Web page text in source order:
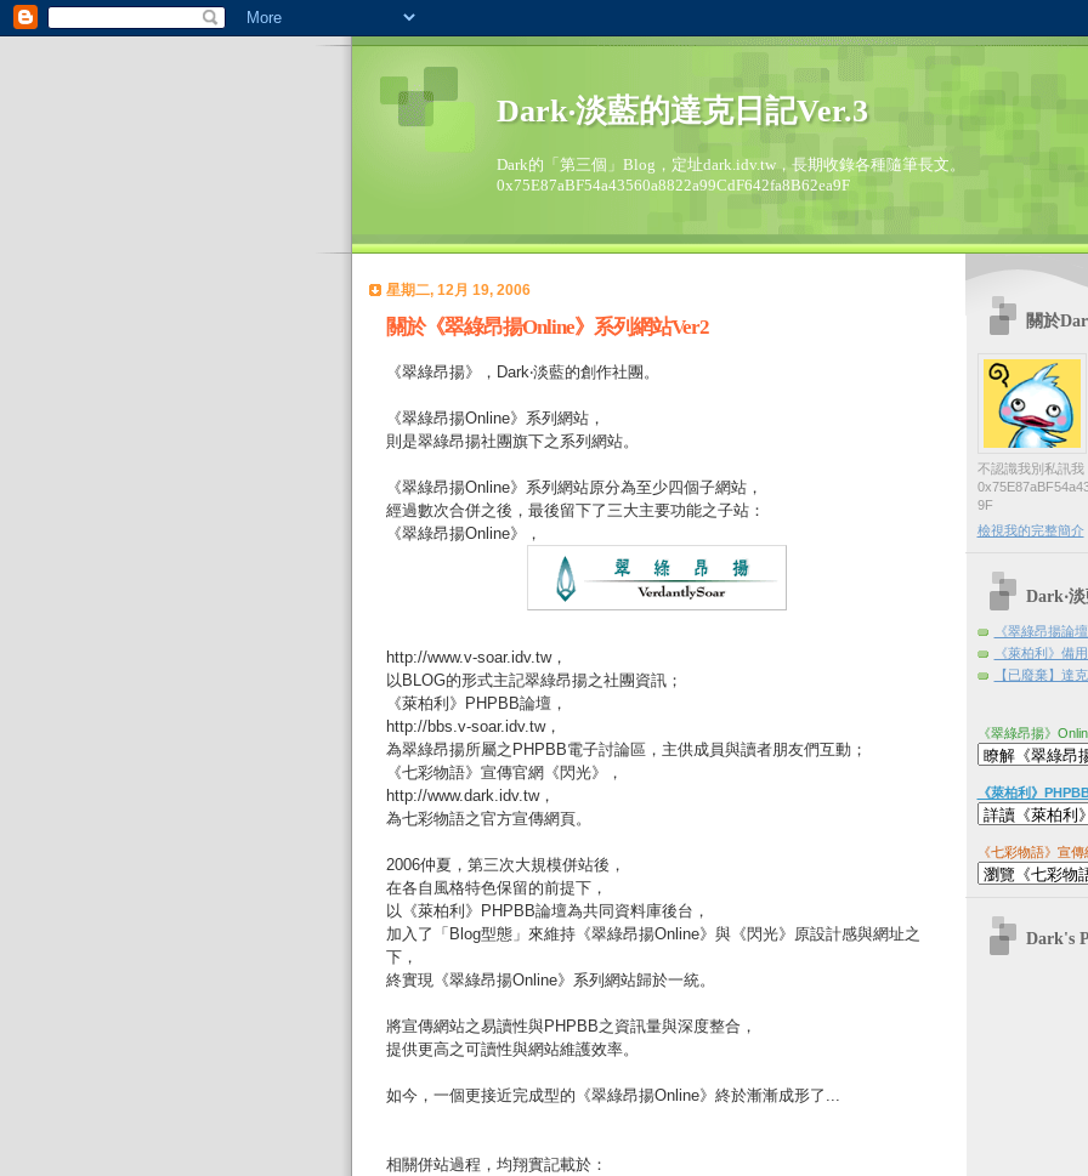
Dark‧淡藍的達克日記Ver.3
Dark的「第三個」Blog，定址dark.idv.tw，長期收錄各種隨筆長文。
0x75E87aBF54a43560a8822a99CdF642fa8B62ea9F
星期二, 12月 19, 2006
關於《翠綠昂揚Online》系列網站Ver2
《翠綠昂揚》，Dark‧淡藍的創作社團。
《翠綠昂揚Online》系列網站，
則是翠綠昂揚社團旗下之系列網站。
《翠綠昂揚Online》系列網站原分為至少四個子網站，
經過數次合併之後，最後留下了三大主要功能之子站：
《翠綠昂揚Online》，
http://www.v-soar.idv.tw，
以BLOG的形式主記翠綠昂揚之社團資訊；
《萊柏利》PHPBB論壇，
http://bbs.v-soar.idv.tw，
為翠綠昂揚所屬之PHPBB電子討論區，主供成員與讀者朋友們互動；
《七彩物語》宣傳官網《閃光》，
http://www.dark.idv.tw，
為七彩物語之官方宣傳網頁。
2006仲夏，第三次大規模併站後，
在各自風格特色保留的前提下，
以《萊柏利》PHPBB論壇為共同資料庫後台，
加入了「Blog型態」來維持《翠綠昂揚Online》與《閃光》原設計感與網址之
下，
終實現《翠綠昂揚Online》系列網站歸於一統。
將宣傳網站之易讀性與PHPBB之資訊量與深度整合，
提供更高之可讀性與網站維護效率。
如今，一個更接近完成型的《翠綠昂揚Online》終於漸漸成形了...
相關併站過程，均翔實記載於：
關於
不認識我別私訊我
9F
檢視我的完整簡介
Dark‧
《翠綠昂揚論
《萊柏利》備
【已廢棄】達
《翠綠昂揚》
《萊柏利》
《七彩物語》宣傳
Dark's